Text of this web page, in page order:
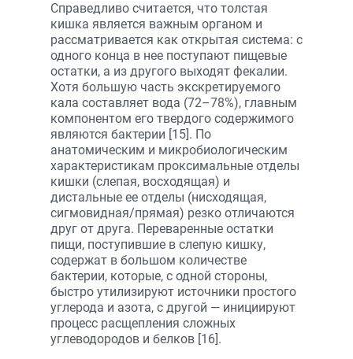
Справедливо считается, что толстая
кишка является важным органом и
рассматривается как открытая система: с
одного конца в нее поступают пищевые
остатки, а из другого выходят фекалии.
Хотя большую часть экскретируемого
кала составляет вода (72–78%), главным
компонентом его твердого содержимого
являются бактерии [15]. По
анатомическим и микробиологическим
характеристикам проксимальные отделы
кишки (слепая, восходящая) и
дистальные ее отделы (нисходящая,
сигмовидная/прямая) резко отличаются
друг от друга. Переваренные остатки
пищи, поступившие в слепую кишку,
содержат в большом количестве
бактерии, которые, с одной стороны,
быстро утилизируют источники простого
углерода и азота, с другой — инициируют
процесс расщепления сложных
углеводородов и белков [16].